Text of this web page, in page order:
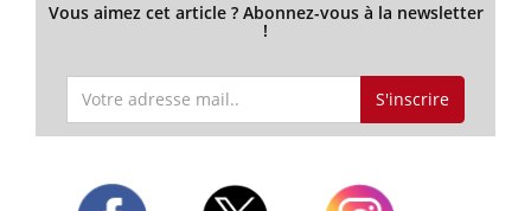
Vous aimez cet article ? Abonnez-vous à la newsletter
!
S'inscrire